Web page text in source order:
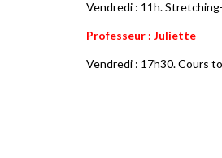
Vendredi : 11h.
Professeur : Juliette
Vendredi : 17h30. Cours